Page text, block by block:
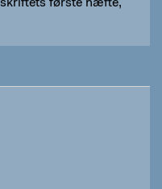
første hæfte,